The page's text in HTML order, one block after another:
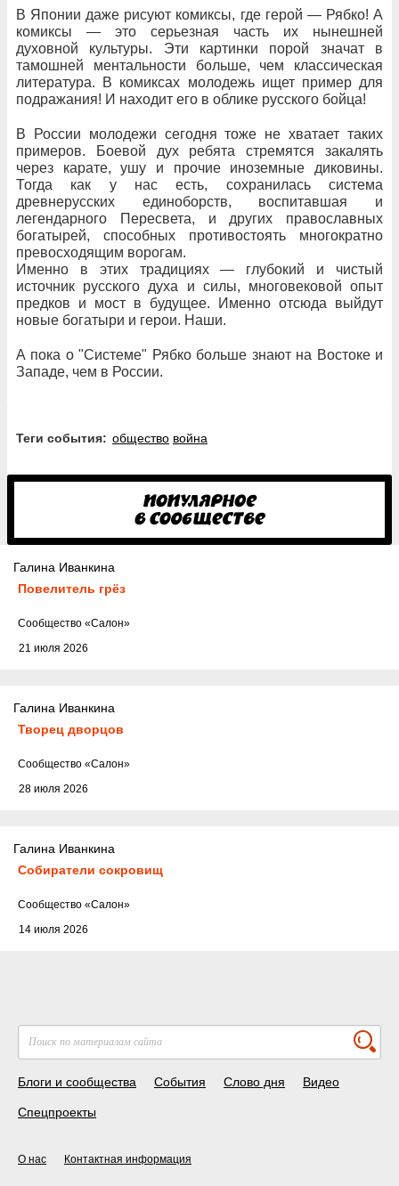
В Японии даже рисуют комиксы, где герой — Рябко! А
комиксы — это серьезная часть их нынешней
духовной культуры. Эти картинки порой значат в
тамошней ментальности больше, чем классическая
литература. В комиксах молодежь ищет пример для
подражания! И находит его в облике русского бойца!
В России молодежи сегодня тоже не хватает таких
примеров. Боевой дух ребята стремятся закалять
через карате, ушу и прочие иноземные диковины.
Тогда как у нас есть, сохранилась система
древнерусских единоборств, воспитавшая и
легендарного Пересвета, и других православных
богатырей, способных противостоять многократно
превосходящим ворогам.
Именно в этих традициях — глубокий и чистый
источник русского духа и силы, многовековой опыт
предков и мост в будущее. Именно отсюда выйдут
новые богатыри и герои. Наши.
А пока о "Системе" Рябко больше знают на Востоке и
Западе, чем в России.
Теги события: общество война
Галина Иванкина
Повелитель грёз
21 июля 2026
Cообщество «Салон»
Галина Иванкина
Творец дворцов
28 июля 2026
Cообщество «Салон»
Галина Иванкина
Собиратели сокровищ
14 июля 2026
Cообщество «Салон»
Блоги и сообщества События Слово дня Видео
Спецпроекты
О нас Контактная информация